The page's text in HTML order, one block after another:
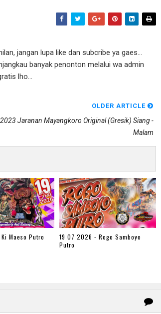
jangan lupa like dan subcribe ya gaes...
banyak penonton melalui wa admin
lho...
OLDER ARTICLE
Jaranan Mayangkoro Original (gresik) Siang -
Malam
Maeso Putro
19 07 2026 - Rogo Samboyo
Putro